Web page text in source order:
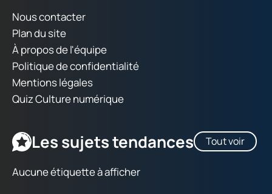
Nous contacter
Plan du site
À propos de l'équipe
Politique de confidentialité
Mentions légales
Quiz Culture numérique
Les sujets tendances Tout voir
Aucune étiquette à afficher